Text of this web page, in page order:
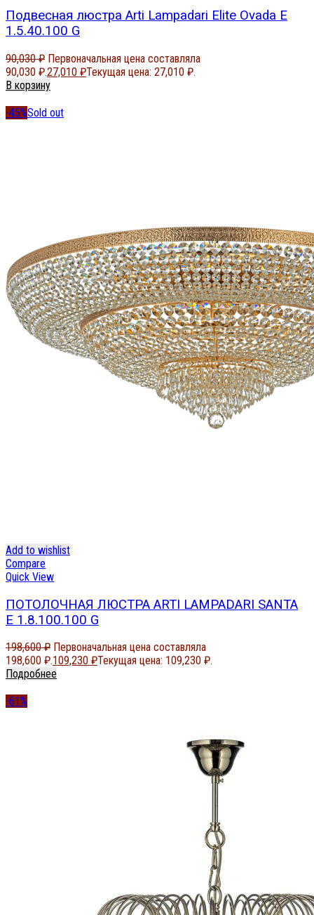
Подвесная люстра Arti Lampadari Elite Ovada E
1.5.40.100 G
90,030₽ Первоначальная цена составляла
90,030 ₽.27,010 ₽Текущая цена: 27,010 ₽.
В корзину
-45%Sold out
Add to wishlist
Compare
Quick View
ПОТОЛОЧНАЯ ЛЮСТРА ARTI LAMPADARI SANTA
E 1.8.100.100 G
198,600₽ Первоначальная цена составляла
198,600 ₽.109,230 ₽Текущая цена: 109,230 ₽.
Подробнее
-61%